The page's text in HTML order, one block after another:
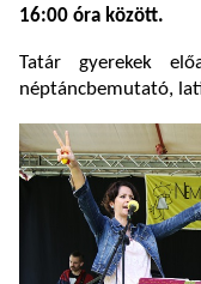
16:00 óra között.
Tatár gyerekek
néptáncbemutató,